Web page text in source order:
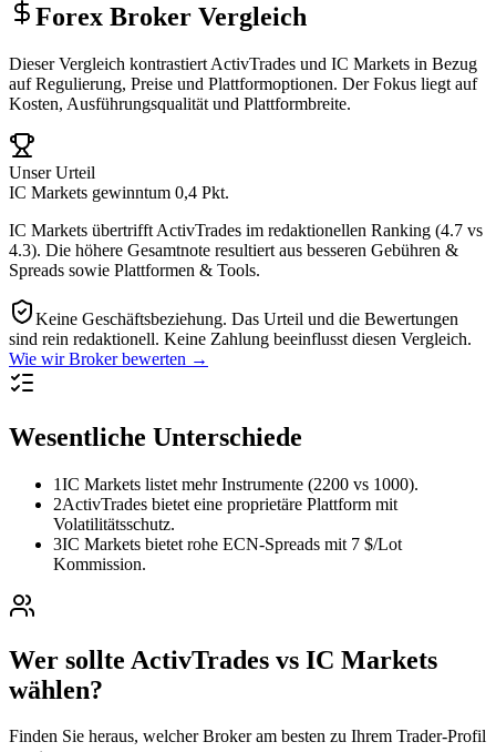
Forex Broker Vergleich
Dieser Vergleich kontrastiert ActivTrades und IC Markets in Bezug
auf Regulierung, Preise und Plattformoptionen. Der Fokus liegt auf
Kosten, Ausführungsqualität und Plattformbreite.
Unser Urteil
IC Markets gewinntum 0,4 Pkt.
IC Markets übertrifft ActivTrades im redaktionellen Ranking (4.7 vs
4.3). Die höhere Gesamtnote resultiert aus besseren Gebühren &
Spreads sowie Plattformen & Tools.
Keine Geschäftsbeziehung. Das Urteil und die Bewertungen
sind rein redaktionell. Keine Zahlung beeinflusst diesen Vergleich.
Wie wir Broker bewerten →
Wesentliche Unterschiede
1IC Markets listet mehr Instrumente (2200 vs 1000).
2ActivTrades bietet eine proprietäre Plattform mit
Volatilitätsschutz.
3IC Markets bietet rohe ECN-Spreads mit 7 $/Lot
Kommission.
Wer sollte ActivTrades vs IC Markets
wählen?
Finden Sie heraus, welcher Broker am besten zu Ihrem Trader-Profil